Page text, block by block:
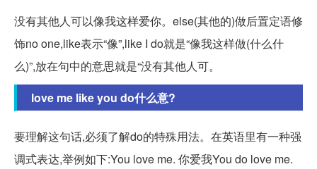
没有其他人可以像我这样爱你。else(其他的)做后置定语修
饰no one,like表示“像”,like I do就是“像我这样做(什么什
么)”,放在句中的意思就是“没有其他人可。
love me like you do什么意?
要理解这句话,必须了解do的特殊用法。在英语里有一种强
调式表达,举例如下:You love me. 你爱我You do love me.